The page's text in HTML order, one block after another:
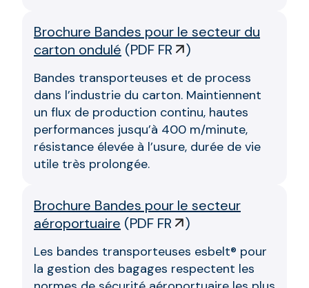
Brochure Bandes pour le secteur du
carton ondulé (PDF FR )
Bandes transporteuses et de process
dans l’industrie du carton. Maintiennent
un flux de production continu, hautes
performances jusqu’à 400 m/minute,
résistance élevée à l’usure, durée de vie
utile très prolongée.
Brochure Bandes pour le secteur
aéroportuaire (PDF FR )
Les bandes transporteuses esbelt® pour
la gestion des bagages respectent les